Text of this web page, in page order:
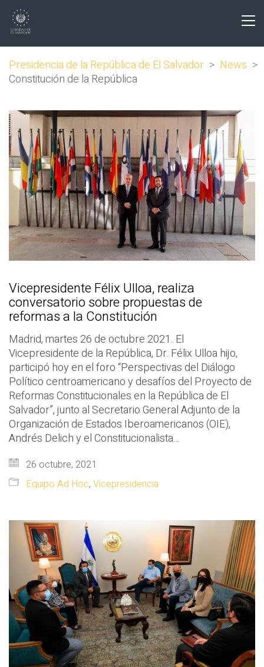
Presidencia de la República de El Salvador > News >
Constitución de la República
Vicepresidente Félix Ulloa, realiza
conversatorio sobre propuestas de
reformas a la Constitución
Madrid, martes 26 de octubre 2021. El
Vicepresidente de la República, Dr. Félix Ulloa hijo,
participó hoy en el foro “Perspectivas del Diálogo
Político centroamericano y desafíos del Proyecto de
Reformas Constitucionales en la República de El
Salvador”, junto al Secretario General Adjunto de la
Organización de Estados Iberoamericanos (OIE),
Andrés Delich y el Constitucionalista…
26 octubre, 2021
Equipo Ad Hoc, Vicepresidencia